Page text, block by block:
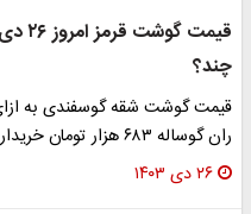
چند؟
ران گوساله ۶۸۳ هزار تومان خریداری می‌شود.
۲۶ دی ۱۴۰۳